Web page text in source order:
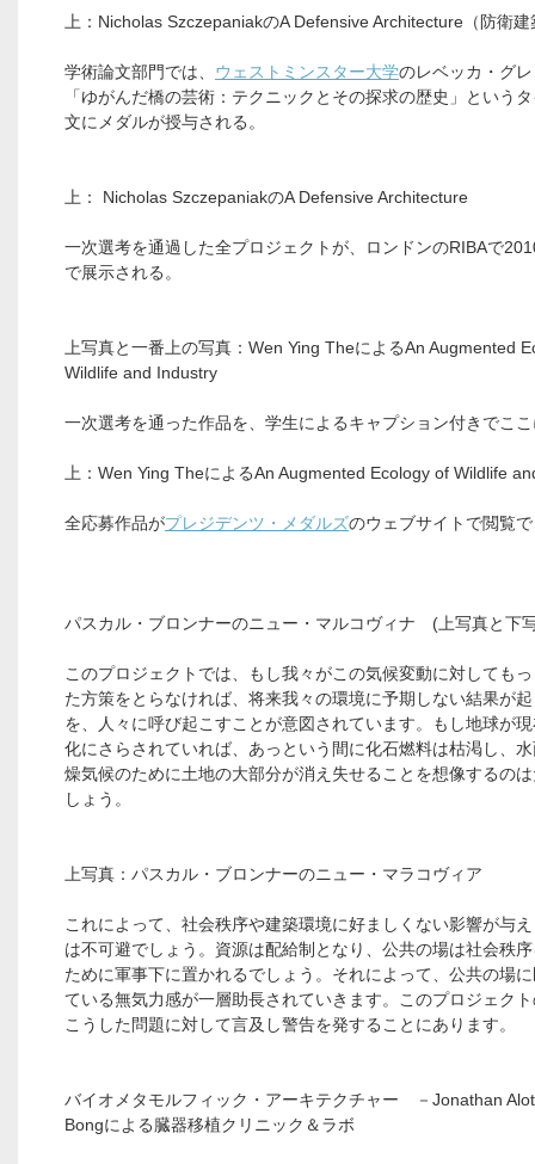
上：Nicholas SzczepaniakのA Defensive Architecture（防衛建
学術論文部門では、 ウェストミンスター大学のレベッカ・グ
「ゆがんだ橋の芸術：テクニックとその探求の歴史」という
文にメダルが授与される。
上： Nicholas SzczepaniakのA Defensive Architecture
一次選考を通過した全プロジェクトが、ロンドンのRIBAで
で展示される。
上写真と一番上の写真：Wen Ying TheによるAn Augmented
Wildlife and Industry
一次選考を通った作品を、学生によるキャプション付きでこ
上：Wen Ying TheによるAn Augmented Ecology of Wildlife
全応募作品がプレジデンツ・メダルズのウェブサイトで閲覧
パスカル・ブロンナーのニュー・マルコヴィナ (上写真と下
このプロジェクトでは、もし我々がこの気候変動に対しても
た方策をとらなければ、将来我々の環境に予期しない結果が
を、人々に呼び起こすことが意図されています。もし地球が
化にさらされていれば、あっという間に化石燃料は枯渇し、
燥気候のために土地の大部分が消え失せることを想像するの
しょう。
上写真：パスカル・ブロンナーのニュー・マラコヴィア
これによって、社会秩序や建築環境に好ましくない影響が与
は不可避でしょう。資源は配給制となり、公共の場は社会秩
ために軍事下に置かれるでしょう。それによって、公共の場
ている無気力感が一層助長されていきます。このプロジェク
こうした問題に対して言及し警告を発することにあります。
バイオメタモルフィック・アーキテクチャー －Jonathan
Bongによる臓器移植クリニック＆ラボ